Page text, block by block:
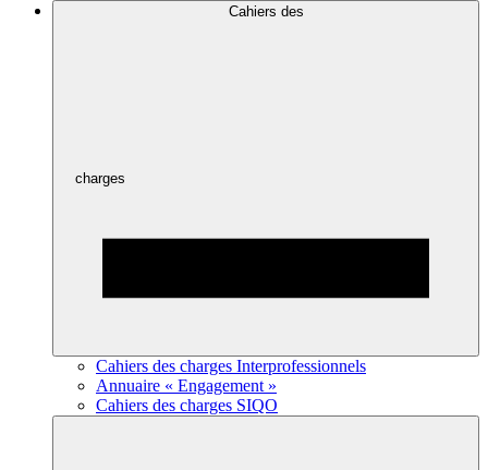
Cahiers des
charges
Cahiers des charges Interprofessionnels
Annuaire « Engagement »
Cahiers des charges SIQO